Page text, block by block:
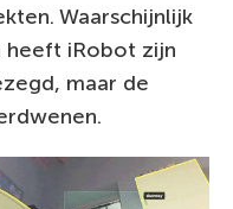
Waarschijnlijk
iRobot zijn
maar de